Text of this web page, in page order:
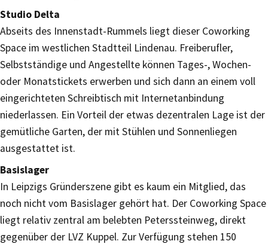
Studio Delta
Abseits des Innenstadt-Rummels liegt dieser Coworking
Space im westlichen Stadtteil Lindenau. Freiberufler,
Selbstständige und Angestellte können Tages-, Wochen-
oder Monatstickets erwerben und sich dann an einem voll
eingerichteten Schreibtisch mit Internetanbindung
niederlassen. Ein Vorteil der etwas dezentralen Lage ist der
gemütliche Garten, der mit Stühlen und Sonnenliegen
ausgestattet ist.
Basislager
In Leipzigs Gründerszene gibt es kaum ein Mitglied, das
noch nicht vom Basislager gehört hat. Der Coworking Space
liegt relativ zentral am belebten Peterssteinweg, direkt
gegenüber der LVZ Kuppel. Zur Verfügung stehen 150